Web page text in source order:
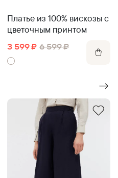
Платье из 100% вискозы с
цветочным принтом
3 599 ₽ 6 599 ₽